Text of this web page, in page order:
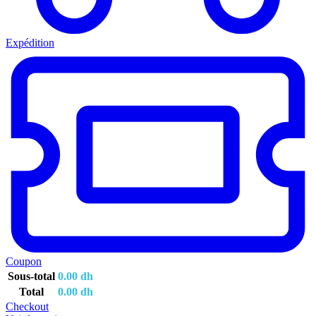
Expédition
Coupon
Sous-total 0.00 dh
Total
0.00 dh
Checkout